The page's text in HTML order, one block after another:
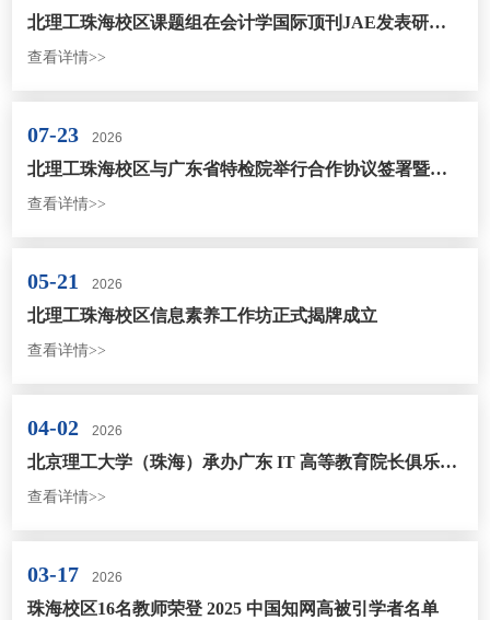
北理工珠海校区课题组在会计学国际顶刊JAE发表研究论文
查看详情>>
07-23 2026
北理工珠海校区与广东省特检院举行合作协议签署暨特种设备智能检测技术实验室揭牌仪式
查看详情>>
05-21 2026
北理工珠海校区信息素养工作坊正式揭牌成立
查看详情>>
04-02 2026
北京理工大学（珠海）承办广东 IT 高等教育院长俱乐部第十七次活动
查看详情>>
03-17 2026
珠海校区16名教师荣登 2025 中国知网高被引学者名单